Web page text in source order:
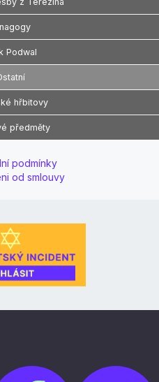
Podwal
hřbitovy
předměty
podmínky
od smlouvy